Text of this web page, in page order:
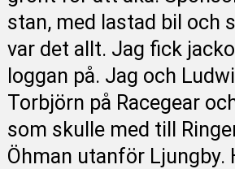
stan, med lastad bil och
var det allt. Jag fick
loggan på. Jag och
Torbjörn på Racegear
som skulle med till
Öhman utanför Ljungby.